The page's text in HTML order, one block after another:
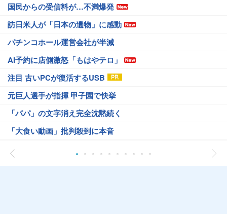
国民からの受信料が…不満爆発
訪日米人が「日本の遺物」に感動
パチンコホール運営会社が半減
AI予約に店側激怒「もはやテロ」
注目 古いPCが復活するUSB
元巨人選手が指揮 甲子園で快挙
「パパ」の文字消え完全沈黙続く
「大食い動画」批判殺到に本音